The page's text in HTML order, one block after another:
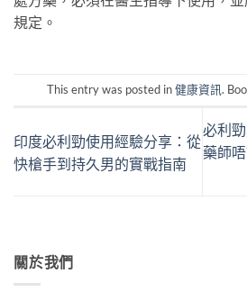
規定。
This entry was posted in健康資訊.
印度必利勁使用經驗分享：從
快槍手到持久男的實戰指南
必利
藥師
關於我們